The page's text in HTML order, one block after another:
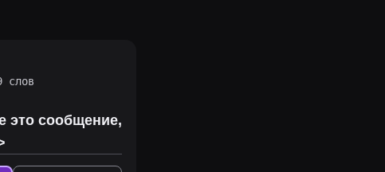
слов
это сообщение,